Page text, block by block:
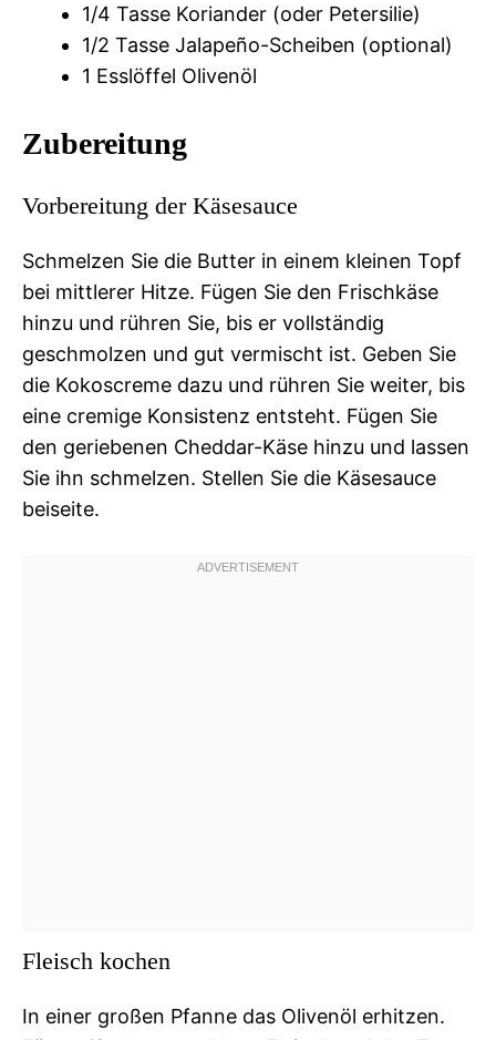
1/4 Tasse Koriander (oder Petersilie)
1/2 Tasse Jalapeño-Scheiben (optional)
1 Esslöffel Olivenöl
Zubereitung
Vorbereitung der Käsesauce
Schmelzen Sie die Butter in einem kleinen Topf
bei mittlerer Hitze. Fügen Sie den Frischkäse
hinzu und rühren Sie, bis er vollständig
geschmolzen und gut vermischt ist. Geben Sie
die Kokoscreme dazu und rühren Sie weiter, bis
eine cremige Konsistenz entsteht. Fügen Sie
den geriebenen Cheddar-Käse hinzu und lassen
Sie ihn schmelzen. Stellen Sie die Käsesauce
beiseite.
Fleisch kochen
In einer großen Pfanne das Olivenöl erhitzen.